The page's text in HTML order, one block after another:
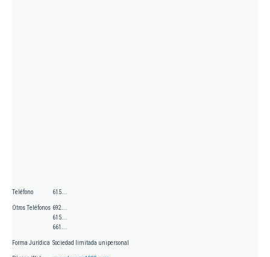
Teléfono 615...
Otros Teléfonos 692...
615...
661...
Forma Jurídica Sociedad limitada unipersonal